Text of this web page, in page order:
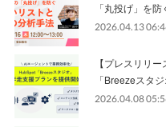
「丸投げ」を
2026.04.13
【プレスリリ
「Breezeスタ
2026.04.08